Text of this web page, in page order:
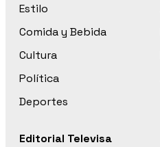
Estilo
Comida y Bebida
Cultura
Política
Deportes
Editorial Televisa